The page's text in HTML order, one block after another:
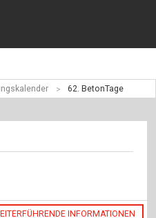
62. BetonTage
INFORMATIONEN